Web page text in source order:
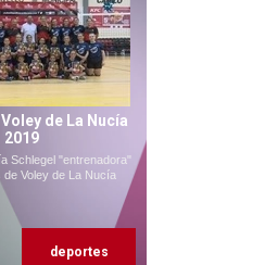
de La Nucía
2019
Schlegel "entrenadora"
de Voley de La Nucía
deportes